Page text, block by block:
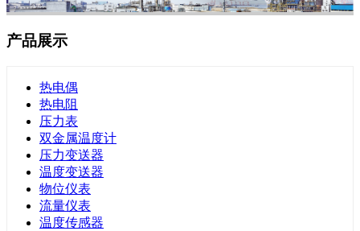
产品展示
热电偶
热电阻
压力表
双金属温度计
压力变送器
温度变送器
物位仪表
流量仪表
温度传感器